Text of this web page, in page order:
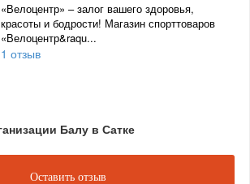
«Велоцентр» – залог вашего здоровья,
красоты и бодрости! Магазин спорттоваров
«Велоцентр&raqu...
1 отзыв
Балу в Сатке
Оставить отзыв